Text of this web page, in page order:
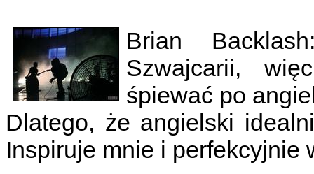
Brian
Szwajcarii,
śpiewać po
Dlatego, że angielski
Inspiruje mnie i perfekcyjnie